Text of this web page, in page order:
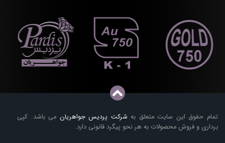
تمام حقوق این سایت متعلق به شرکت پردیس جواهریان می باشد. کپی
برداری و فروش محصولات به هر نحو پیگرد قانونی دارد.